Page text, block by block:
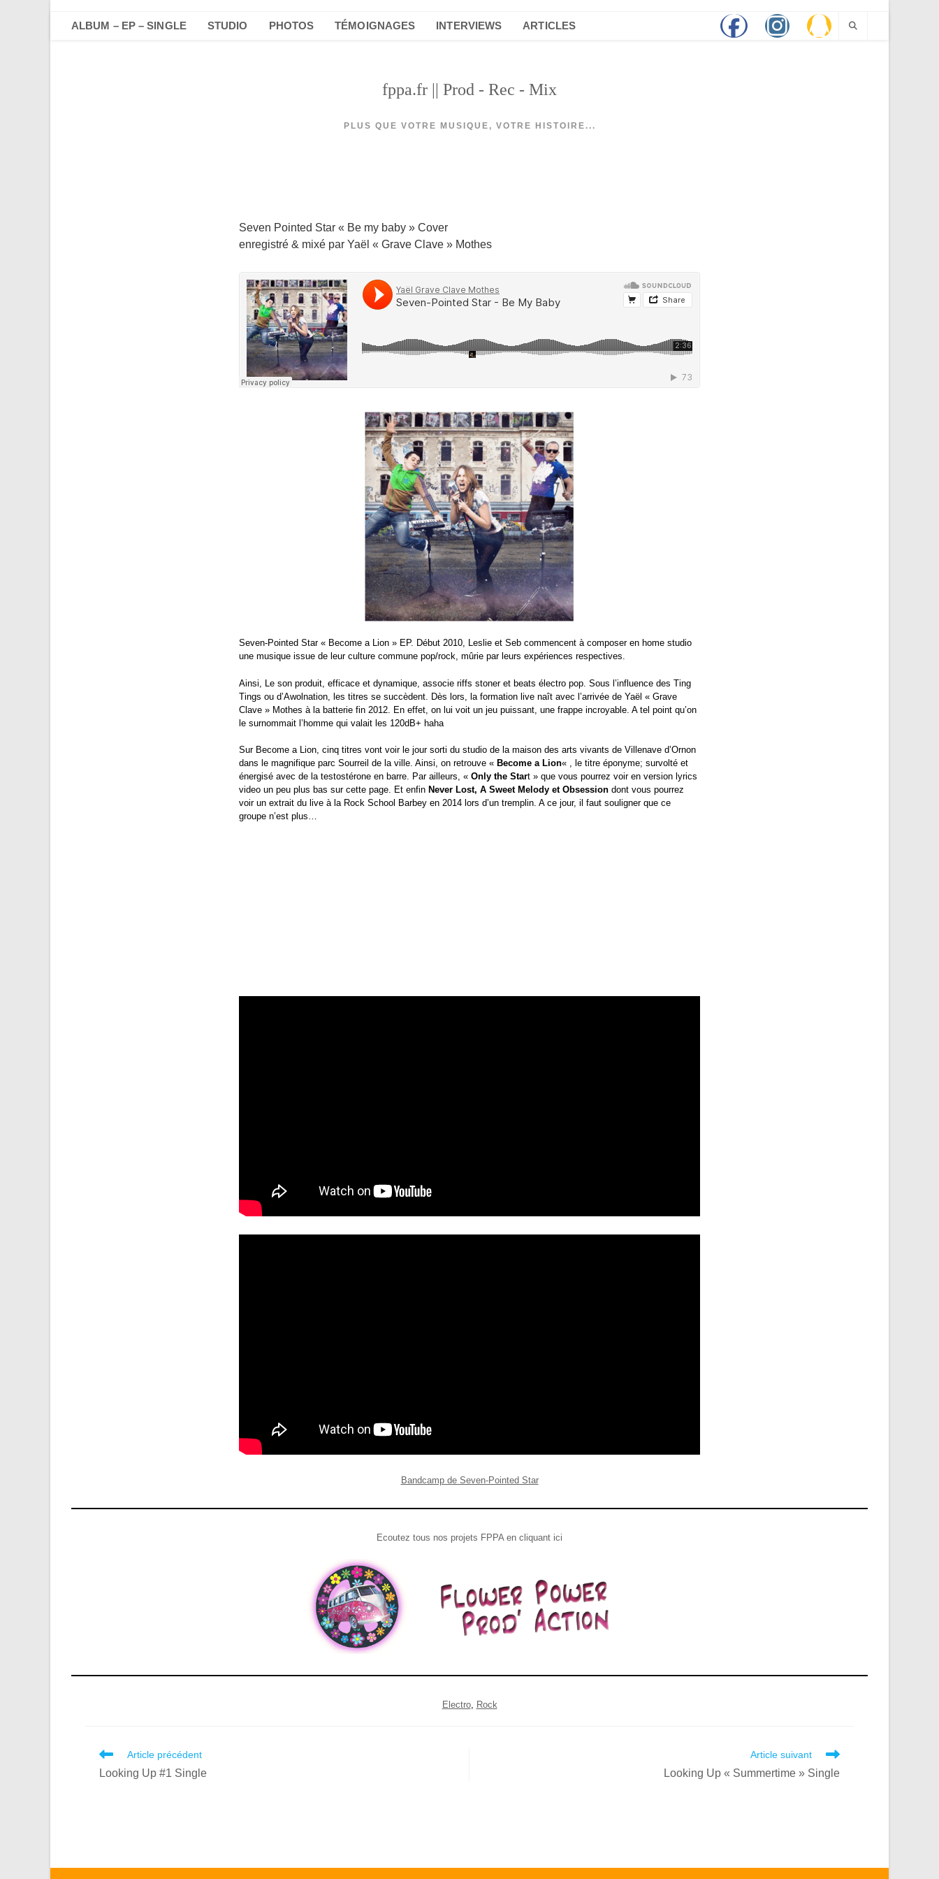
ALBUM – EP – SINGLE STUDIO PHOTOS TÉMOIGNAGES INTERVIEWS ARTICLES
fppa.fr || Prod - Rec - Mix
PLUS QUE VOTRE MUSIQUE, VOTRE HISTOIRE...
Seven Pointed Star « Be my baby » Cover
enregistré & mixé par Yaël « Grave Clave » Mothes
Seven-Pointed Star « Become a Lion » EP. Début 2010, Leslie et Seb commencent à composer en home studio
une musique issue de leur culture commune pop/rock, mûrie par leurs expériences respectives.
Ainsi, Le son produit, efficace et dynamique, associe riffs stoner et beats électro pop. Sous l’influence des Ting
Tings ou d’Awolnation, les titres se succèdent. Dès lors, la formation live naît avec l’arrivée de Yaël « Grave
Clave » Mothes à la batterie fin 2012. En effet, on lui voit un jeu puissant, une frappe incroyable. A tel point qu’on
le surnommait l’homme qui valait les 120dB+ haha
Sur Become a Lion, cinq titres vont voir le jour sorti du studio de la maison des arts vivants de Villenave d’Ornon
dans le magnifique parc Sourreil de la ville. Ainsi, on retrouve « Become a Lion« , le titre éponyme; survolté et
énergisé avec de la testostérone en barre. Par ailleurs, « Only the Start » que vous pourrez voir en version lyrics
video un peu plus bas sur cette page. Et enfin Never Lost, A Sweet Melody et Obsession dont vous pourrez
voir un extrait du live à la Rock School Barbey en 2014 lors d’un tremplin. A ce jour, il faut souligner que ce
groupe n’est plus…
Bandcamp de Seven-Pointed Star
Ecoutez tous nos projets FPPA en cliquant ici
Electro, Rock
Read
more
Article précédent
Looking Up #1 Single
Article suivant
Looking Up « Summertime » Single